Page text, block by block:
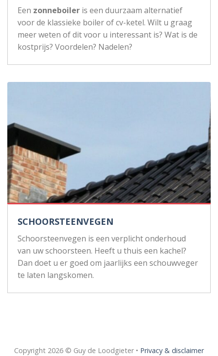
Een zonneboiler is een duurzaam alternatief
voor de klassieke boiler of cv-ketel. Wilt u graag
meer weten of dit voor u interessant is? Wat is de
kostprijs? Voordelen? Nadelen?
SCHOORSTEENVEGEN
Schoorsteenvegen is een verplicht onderhoud
van uw schoorsteen. Heeft u thuis een kachel?
Dan doet u er goed om jaarlijks een schouwveger
te laten langskomen.
Copyright 2026 © Guy de Loodgieter • Privacy & disclaimer